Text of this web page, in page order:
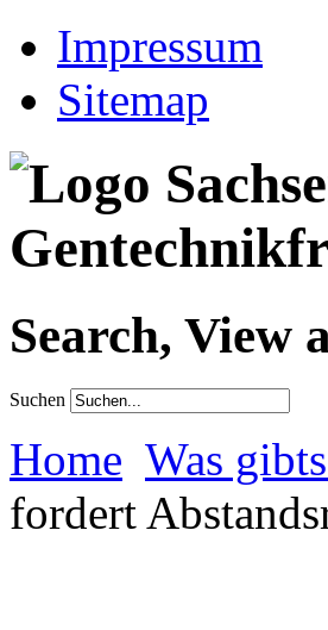
Impressum
Sitemap
Search, View
Suchen
Home Was
fordert